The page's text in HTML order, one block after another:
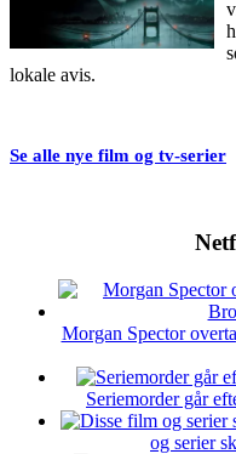
lokale avis.
Se alle nye film og tv-serier
Morgan Spector
Seriemorder går
og serier